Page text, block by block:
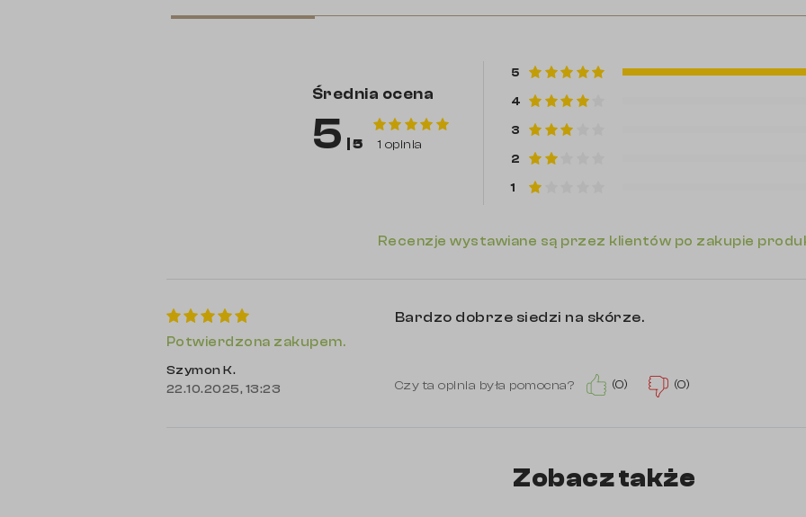
Średnia ocena
5 | 5 1 opinia
5
4
3
2
1
Recenzje wystawiane są przez klientów po zakupie
Potwierdzona zakupem.
Szymon K.
22.10.2025, 13:23
Bardzo dobrze siedzi na skórze.
Czy ta opinia była pomocna? (0) (0)
Zobacz także